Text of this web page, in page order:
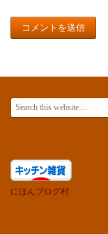
Search for:
にほんブログ村